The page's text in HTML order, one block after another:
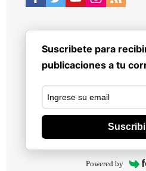
Suscribete para
publicaciones a tu
Powered by